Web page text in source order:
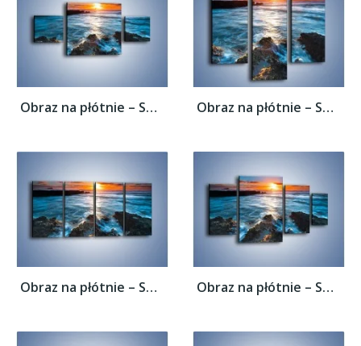
Obraz na płótnie – Spieniony kamienny... Obraz na płótnie – Spieniony kamienny...
Obraz na płótnie – Spieniony kamienny... Obraz na płótnie – Spieniony kamienny...